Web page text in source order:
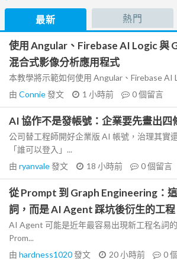
最新 熱門
使用 Angular、Firebase AI Logic 與
混合式影像分析應用程式
本教學將示範如何使用 Angular、Firebase AI
由 Connie發文 1 小時前 0個留言
AI 協作不是發帳號：企業要先畫出四
公司替工程師開好企業版 AI 帳號，治理其實
「誰可以登入」...
由 ryanvale發文 18 小時前 0個留言
從 Prompt 到 Graph Engineering：
詞，而是 AI Agent 踩坑後衍生的工程
AI Agent 可能是近年最容易出現新工程名詞
Prom...
由 hardness1020發文 20 小時前 0